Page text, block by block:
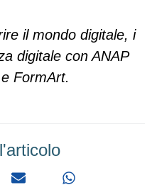
il mondo digitale, i
digitale con ANAP
FormArt.